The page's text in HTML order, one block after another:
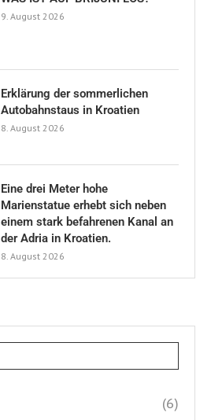
9. August 2026
Erklärung der sommerlichen
Autobahnstaus in Kroatien
8. August 2026
Eine drei Meter hohe
Marienstatue erhebt sich neben
einem stark befahrenen Kanal an
der Adria in Kroatien.
8. August 2026
(6)